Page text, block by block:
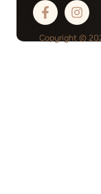
Copyright ©